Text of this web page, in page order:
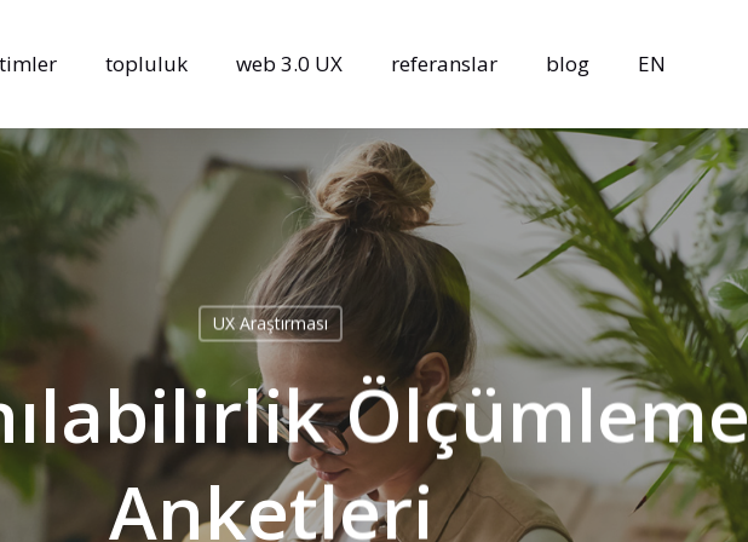
topluluk web 3.0 UX referanslar blog EN
UX Araştırması
Ölçümleme
Anketleri